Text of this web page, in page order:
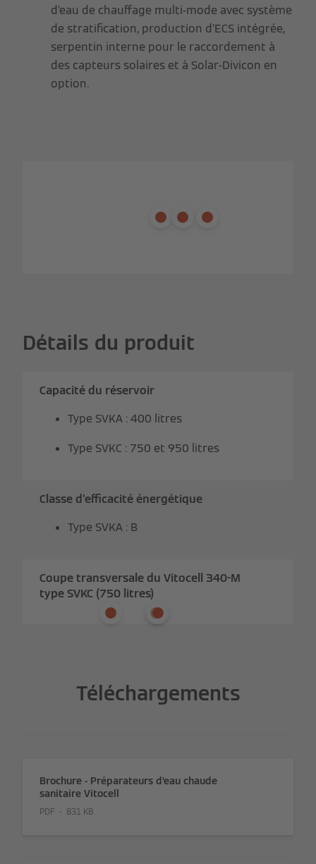
d’eau de chauffage multi-mode avec système
de stratification, production d’ECS intégrée,
serpentin interne pour le raccordement à
des capteurs solaires et à Solar-Divicon en
option.
Détails du produit
Capacité du réservoir
Type SVKA : 400 litres
Type SVKC : 750 et 950 litres
Classe d’efficacité énergétique
Type SVKA : B
Coupe transversale du Vitocell 340-M
type SVKC (750 litres)
Téléchargements
Brochure - Préparateurs d’eau chaude
sanitaire Vitocell
PDF 831 KB